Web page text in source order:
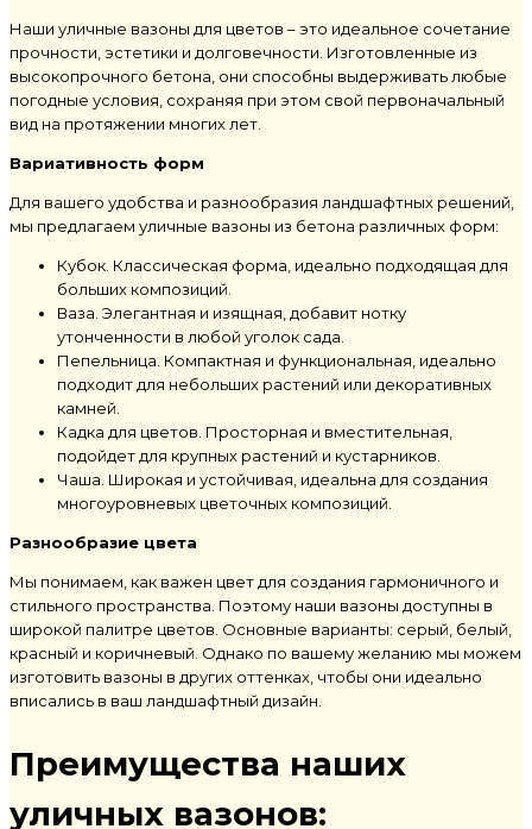
Наши уличные вазоны для цветов – это идеальное сочетание
прочности, эстетики и долговечности. Изготовленные из
высокопрочного бетона, они способны выдерживать любые
погодные условия, сохраняя при этом свой первоначальный
вид на протяжении многих лет.
Вариативность форм
Для вашего удобства и разнообразия ландшафтных решений,
мы предлагаем уличные вазоны из бетона различных форм:
Кубок. Классическая форма, идеально подходящая для
больших композиций.
Ваза. Элегантная и изящная, добавит нотку
утонченности в любой уголок сада.
Пепельница. Компактная и функциональная, идеально
подходит для небольших растений или декоративных
камней.
Кадка для цветов. Просторная и вместительная,
подойдет для крупных растений и кустарников.
Чаша. Широкая и устойчивая, идеальна для создания
многоуровневых цветочных композиций.
Разнообразие цвета
Мы понимаем, как важен цвет для создания гармоничного и
стильного пространства. Поэтому наши вазоны доступны в
широкой палитре цветов. Основные варианты: серый, белый,
красный и коричневый. Однако по вашему желанию мы можем
изготовить вазоны в других оттенках, чтобы они идеально
вписались в ваш ландшафтный дизайн.
Преимущества наших
уличных вазонов: